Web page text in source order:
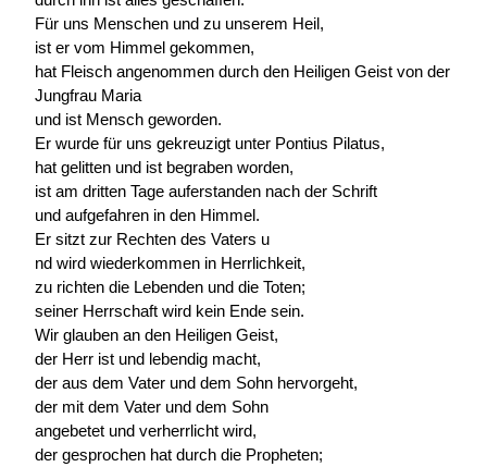
Für uns Menschen und zu unserem Heil,
ist er vom Himmel gekommen,
hat Fleisch angenommen durch den Heiligen Geist von der
Jungfrau Maria
und ist Mensch geworden.
Er wurde für uns gekreuzigt unter Pontius Pilatus,
hat gelitten und ist begraben worden,
ist am dritten Tage auferstanden nach der Schrift
und aufgefahren in den Himmel.
Er sitzt zur Rechten des Vaters u
nd wird wiederkommen in Herrlichkeit,
zu richten die Lebenden und die Toten;
seiner Herrschaft wird kein Ende sein.
Wir glauben an den Heiligen Geist,
der Herr ist und lebendig macht,
der aus dem Vater und dem Sohn hervorgeht,
der mit dem Vater und dem Sohn
angebetet und verherrlicht wird,
der gesprochen hat durch die Propheten;